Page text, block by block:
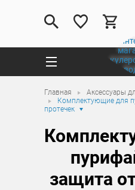
Главная
Аксессуары
Комплектующие для
протечек
защита